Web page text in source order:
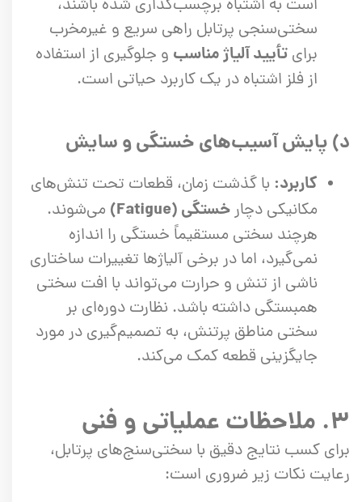
است به اشتباه برچسب‌گذاری شده باشند،
سختی‌سنجی پرتابل راهی سریع و غیرمخرب
برای تأیید آلیاژ مناسب و جلوگیری از استفاده
از فلز اشتباه در یک کاربرد حیاتی است.
د) پایش آسیب‌های خستگی و سایش
کاربرد: با گذشت زمان، قطعات تحت تنش‌های
مکانیکی دچارخستگی (Fatigue)
می‌شوند.
هرچند سختی مستقیماً خستگی را اندازه
نمی‌گیرد، اما در برخی آلیاژها تغییرات ساختاری
ناشی از تنش و حرارت می‌تواند با افت سختی
همبستگی داشته باشد. نظارت دوره‌ای بر
سختی مناطق پرتنش، به تصمیم‌گیری در مورد
جایگزینی قطعه کمک می‌کند.
۳. ملاحظات عملیاتی و فنی
برای کسب نتایج دقیق با سختی‌سنج‌های پرتابل،
رعایت نکات زیر ضروری است: